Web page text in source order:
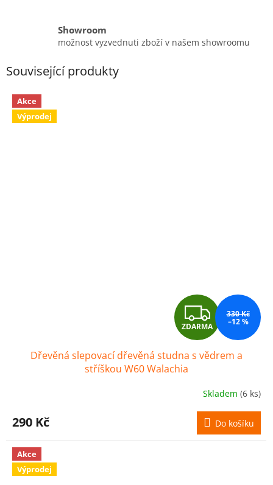
Showroom
možnost vyzvednuti zboží v našem showroomu
Související produkty
Akce
Výprodej
Z
D
A
R
M
A
ZDARMA
330 Kč
–12 %
Dřevěná slepovací dřevěná studna s vědrem a
stříškou W60 Walachia
Skladem (6 ks)
290 Kč Do košíku
Akce
Výprodej